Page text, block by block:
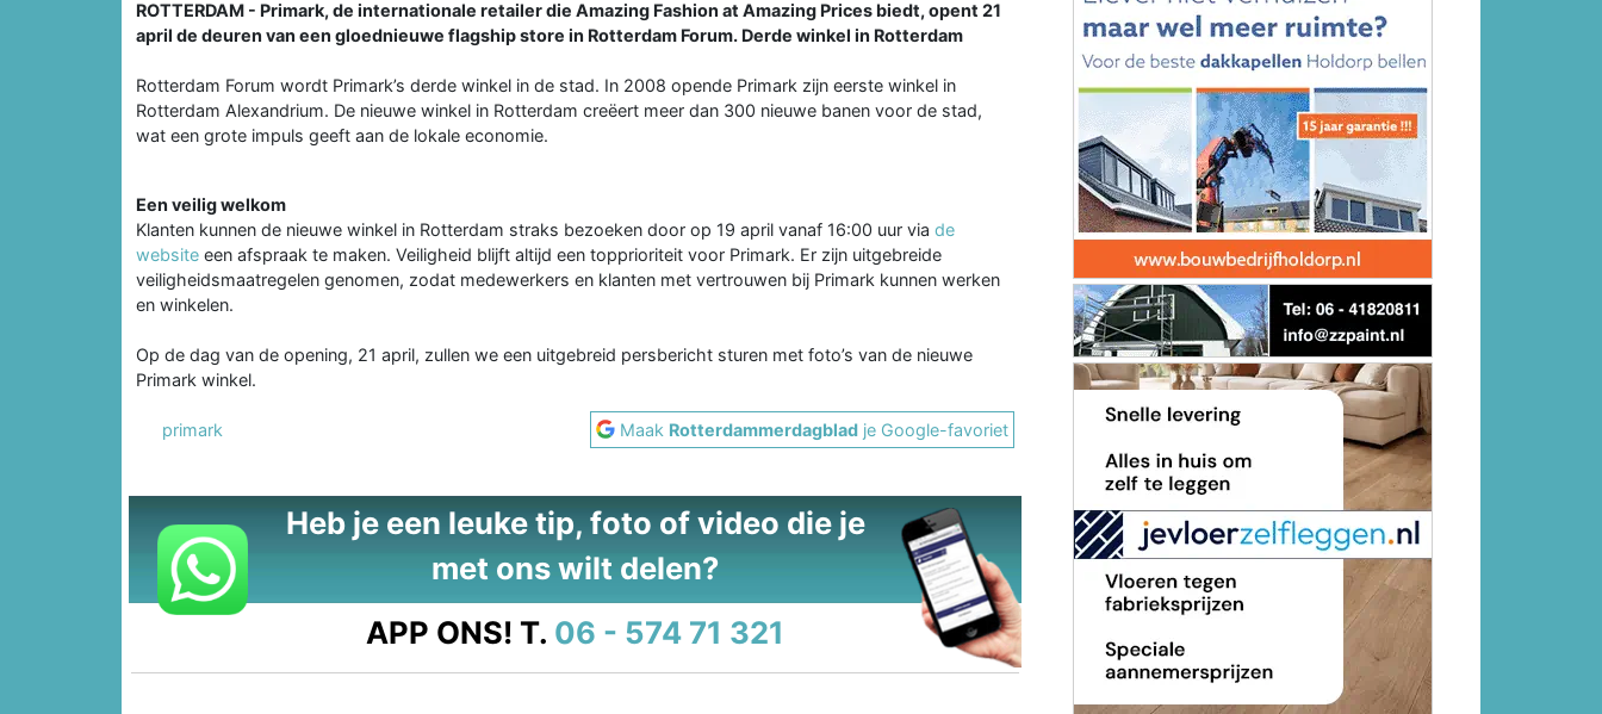
ROTTERDAM - Primark, de internationale retailer die Amazing Fashion at Amazing Prices biedt, opent 21
april de deuren van een gloednieuwe flagship store in Rotterdam Forum. Derde winkel in Rotterdam
Rotterdam Forum wordt Primark’s derde winkel in de stad. In 2008 opende Primark zijn eerste winkel in
Rotterdam Alexandrium. De nieuwe winkel in Rotterdam creëert meer dan 300 nieuwe banen voor de stad,
wat een grote impuls geeft aan de lokale economie.
Een veilig welkom
Klanten kunnen de nieuwe winkel in Rotterdam straks bezoeken door op 19 april vanaf 16:00 uur via de
website een afspraak te maken. Veiligheid blijft altijd een topprioriteit voor Primark. Er zijn uitgebreide
veiligheidsmaatregelen genomen, zodat medewerkers en klanten met vertrouwen bij Primark kunnen werken
en winkelen.
Op de dag van de opening, 21 april, zullen we een uitgebreid persbericht sturen met foto’s van de nieuwe
Primark winkel.
primark Maak Rotterdammerdagblad je Google-favoriet
Heb je een leuke tip, foto of video die je
met ons wilt delen?
APP ONS! T. 06 - 574 71 321